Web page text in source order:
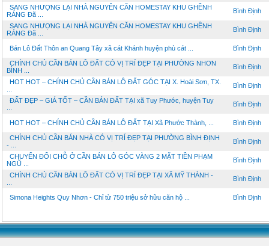
SANG NHƯỢNG LẠI NHÀ NGUYÊN CĂN HOMESTAY KHU GHỀNH
RÁNG Đã ...
Bình Định
SANG NHƯỢNG LẠI NHÀ NGUYÊN CĂN HOMESTAY KHU GHỀNH
RÁNG Đã ...
Bình Định
Bán Lô Đất Thôn an Quang Tây xã cát Khánh huyện phù cát ... Bình Định
CHÍNH CHỦ CẦN BÁN LÔ ĐẤT CÓ VỊ TRÍ ĐẸP TẠI PHƯỜNG NHƠN
BÌNH ...
Bình Định
HOT HOT – CHÍNH CHỦ CẦN BÁN LÔ ĐẤT GÓC TẠI X. Hoài Sơn, TX.
Bình Định
ĐẤT ĐẸP – GIÁ TỐT – CẦN BÁN ĐẤT TẠI xã Tuy Phước, huyện Tuy
Bình Định
HOT HOT – CHÍNH CHỦ CẦN BÁN LÔ ĐẤT TẠI Xã Phước Thành, ... Bình Định
CHÍNH CHỦ CẦN BÁN NHÀ CÓ VỊ TRÍ ĐẸP TẠI PHƯỜNG BÌNH ĐỊNH
- ...
Bình Định
CHUYỂN ĐỔI CHỖ Ở CẦN BÁN LÔ GÓC VÀNG 2 MẶT TIỀN PHẠM
NGŨ ...
Bình Định
CHÍNH CHỦ CẦN BÁN LÔ ĐẤT CÓ VỊ TRÍ ĐẸP TẠI XÃ MỸ THÀNH -
Bình Định
Simona Heights Quy Nhơn - Chỉ từ 750 triệu sở hữu căn hộ ... Bình Định